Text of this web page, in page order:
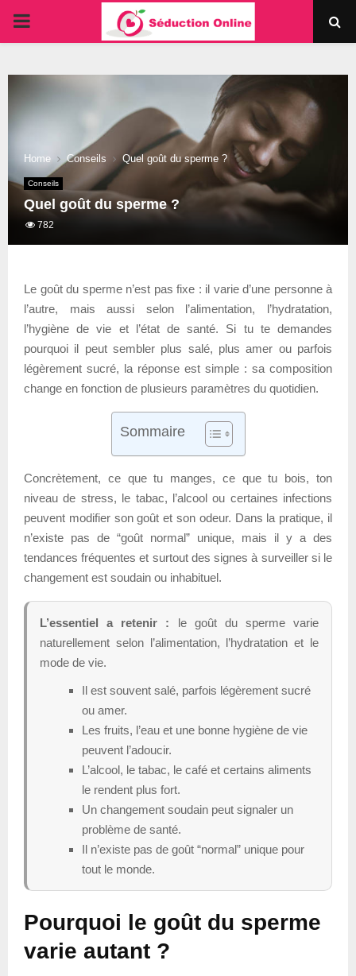
PRIMARY
Home Conseils Quel goût du sperme ?
Conseils
Quel goût du sperme ?
782
Le goût du sperme n’est pas fixe : il varie d’une personne à
l’autre, mais aussi selon l’alimentation, l’hydratation,
l’hygiène de vie et l’état de santé. Si tu te demandes
pourquoi il peut sembler plus salé, plus amer ou parfois
légèrement sucré, la réponse est simple : sa composition
change en fonction de plusieurs paramètres du quotidien.
Sommaire
Concrètement, ce que tu manges, ce que tu bois, ton
niveau de stress, le tabac, l’alcool ou certaines infections
peuvent modifier son goût et son odeur. Dans la pratique, il
n’existe pas de “goût normal” unique, mais il y a des
tendances fréquentes et surtout des signes à surveiller si le
changement est soudain ou inhabituel.
L’essentiel a retenir : le goût du sperme varie
naturellement selon l’alimentation, l’hydratation et le
mode de vie.
Il est souvent salé, parfois légèrement sucré
ou amer.
Les fruits, l’eau et une bonne hygiène de vie
peuvent l’adoucir.
L’alcool, le tabac, le café et certains aliments
le rendent plus fort.
Un changement soudain peut signaler un
problème de santé.
Il n’existe pas de goût “normal” unique pour
tout le monde.
Pourquoi le goût du sperme
varie autant ?